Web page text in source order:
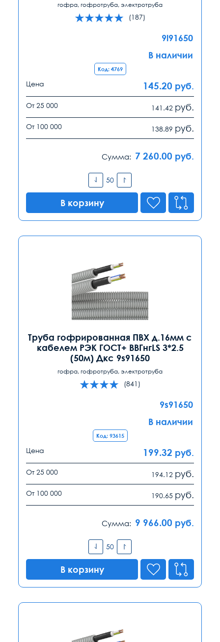
гофра, гофротруба, электротруба
(187)
9l91650
В наличии
Код: 4769
Цена 145.20 руб.
От 25 000 141.42 руб.
От 100 000 138.89 руб.
Сумма: 7 260.00 руб.
В корзину
Труба гофрированная ПВХ д.16мм с
кабелем РЭК ГОСТ+ ВВГнгLS 3*2.5
(50м) Дкс 9s91650
гофра, гофротруба, электротруба
(841)
9s91650
В наличии
Код: 93615
Цена 199.32 руб.
От 25 000 194.12 руб.
От 100 000 190.65 руб.
Сумма: 9 966.00 руб.
В корзину